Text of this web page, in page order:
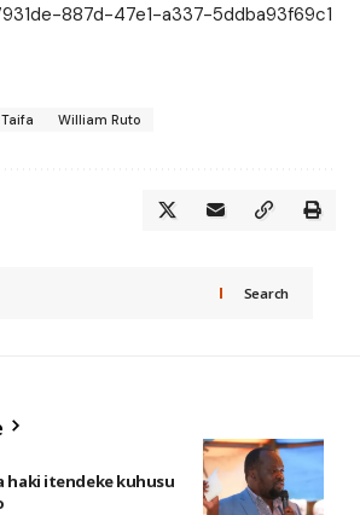
887d-47e1-a337-5ddba93f69c1
William Ruto
Search
haki itendeke kuhusu